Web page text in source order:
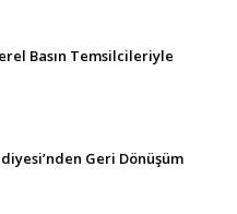
Basın Temsilcileriyle
Geri Dönüşüm